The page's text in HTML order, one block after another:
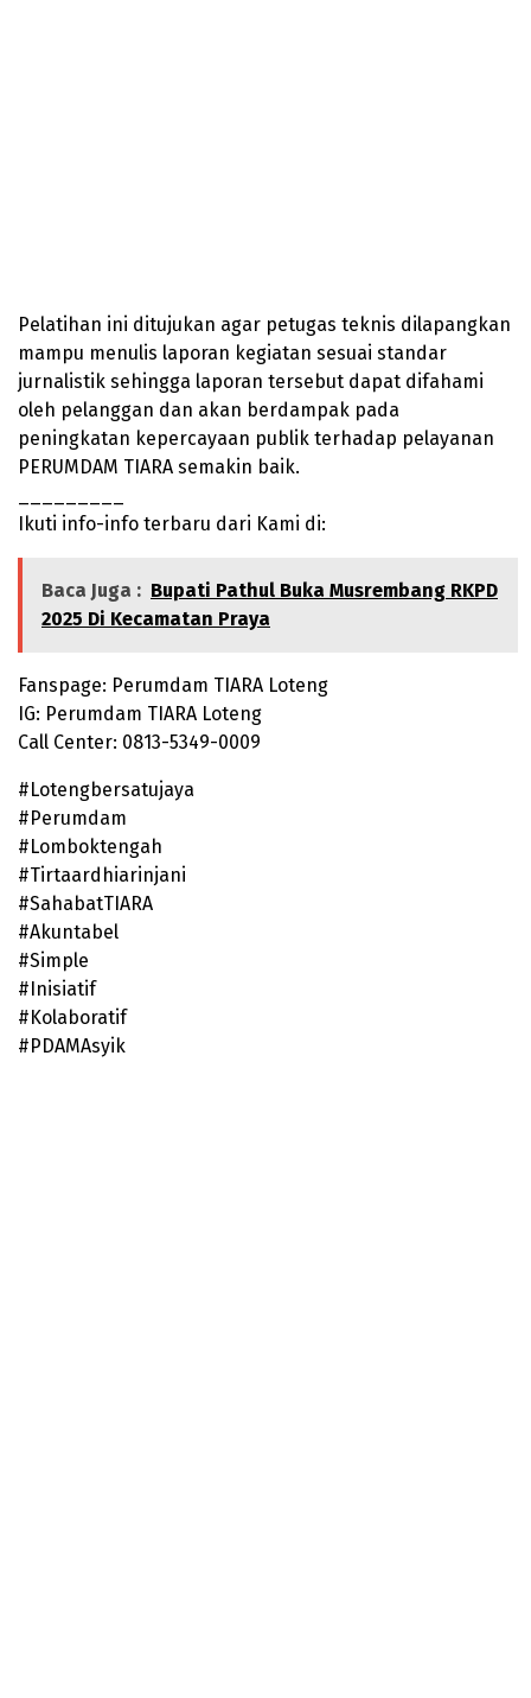
Pelatihan ini ditujukan agar petugas teknis dilapangkan
mampu menulis laporan kegiatan sesuai standar
jurnalistik sehingga laporan tersebut dapat difahami
oleh pelanggan dan akan berdampak pada
peningkatan kepercayaan publik terhadap pelayanan
PERUMDAM TIARA semakin baik.
Ikuti info-info terbaru dari Kami di:
Baca Juga : Bupati Pathul Buka Musrembang RKPD
2025 Di Kecamatan Praya
Fanspage: Perumdam TIARA Loteng
IG: Perumdam TIARA Loteng
Call Center: 0813-5349-0009
#Lotengbersatujaya
#Perumdam
#Lomboktengah
#Tirtaardhiarinjani
#SahabatTIARA
#Akuntabel
#Simple
#Inisiatif
#Kolaboratif
#PDAMAsyik